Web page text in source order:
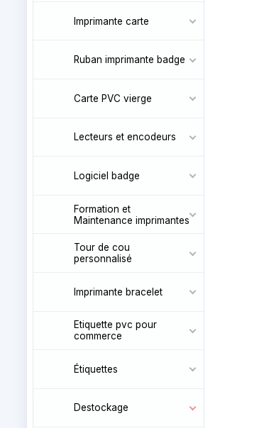
Imprimante carte
Ruban imprimante badge
Carte PVC vierge
Lecteurs et encodeurs
Logiciel badge
Formation et
Maintenance imprimantes
Tour de cou
personnalisé
Imprimante bracelet
Etiquette pvc pour
commerce
Étiquettes
Destockage